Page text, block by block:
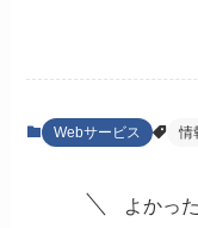
Webサービス 情
よかっ